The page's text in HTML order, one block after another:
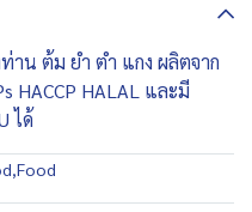
าน ต้ม ยำ ตำ แกง ผลิตจาก
HACCP HALAL และมี
ได้
,Food